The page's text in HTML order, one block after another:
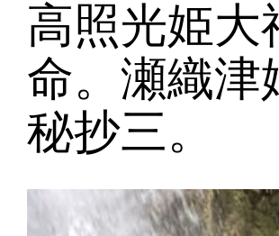
高照光姫大
命。瀬織津
秘抄三。